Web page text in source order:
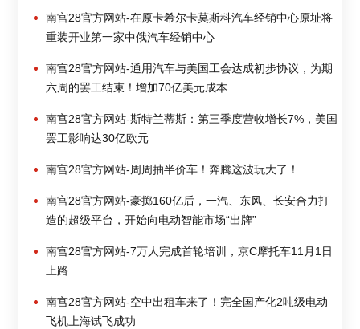
南宫28官方网站-在原卡希尔卡莫斯科汽车经销中心原址将
重装开业第一家中俄汽车经销中心
南宫28官方网站-通用汽车与美国工会达成初步协议，为期
六周的罢工结束！增加70亿美元成本
南宫28官方网站-斯特兰蒂斯：第三季度营收增长7%，美国
罢工影响达30亿欧元
南宫28官方网站-周周抽半价车！奔腾这波玩大了！
南宫28官方网站-豪掷160亿后，一汽、东风、长安合力打
造的超级平台，开始向电动智能市场“出牌”
南宫28官方网站-7万人完成首轮培训，京C摩托车11月1日
上路
南宫28官方网站-空中出租车来了！完全国产化2吨级电动
飞机上海试飞成功